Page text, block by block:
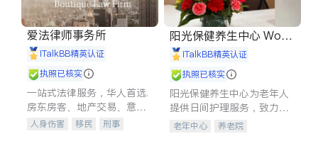
爱法律师事务所
iTalkBB精英认证
执照已核实
一站式法律服务，华人首选.
房东房客、地产交易、意外
伤害、车祸重伤、商业诉
人身伤害 移民
刑事
阳光保健养生中心 World
shine
iTalkBB精英认证
执照已核实
阳光保健养生中心为老年人
提供日间护理服务，致力于
通过持续的护理创新来有效
老年中心 养老院